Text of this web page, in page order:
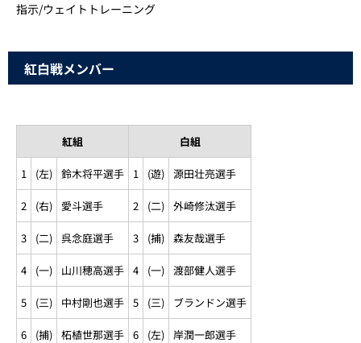
指示/ウェイトトレーニング
紅白戦メンバー
紅組 白組
1 (左) 鈴木将平選手 1 (遊) 源田壮亮選手
2 (右) 愛斗選手 2 (二) 外崎修汰選手
3 (二) 呉念庭選手 3 (捕) 森友哉選手
4 (一) 山川穂高選手 4 (一) 渡部健人選手
5 (三) 中村剛也選手 5 (三) ブランドン選手
6 (捕) 柘植世那選手 6 (左) 岸潤一郎選手